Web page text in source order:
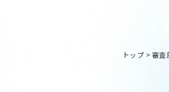
トップ > 審査